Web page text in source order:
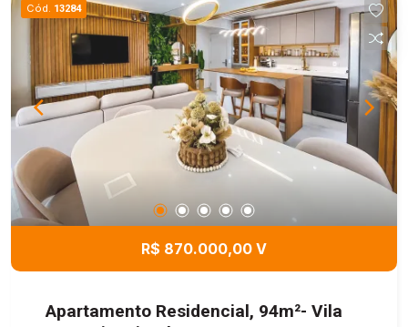
Cód. 13284
R$ 870.000,00 V
Apartamento Residencial, 94m²- Vila